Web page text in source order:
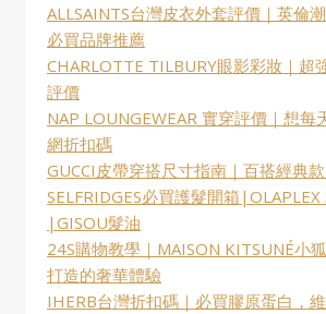
ALLSAINTS台灣皮衣外套評價｜英倫
必買品牌推薦
CHARLOTTE TILBURY眼影彩妝｜超
評價
NAP LOUNGEWEAR 實穿評價｜想每
網折扣碼
GUCCI皮帶穿搭尺寸指南｜百搭經典
SELFRIDGES必買護髮開箱
|GISOU髮油
24S購物教學｜MAISON KITSUNÉ小
打造的奢華體驗
IHERB台灣折扣碼｜必買膠原蛋白，